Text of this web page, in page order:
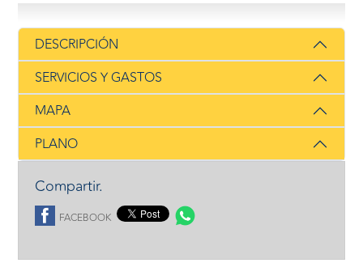
DESCRIPCIÓN
SERVICIOS Y GASTOS
MAPA
PLANO
Compartir.
FACEBOOK